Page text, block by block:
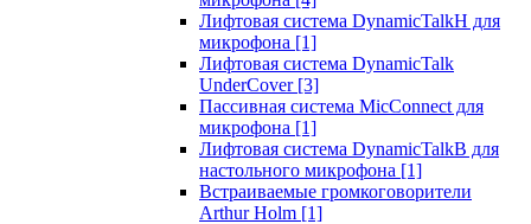
Лифтовая система DynamicTalkH для
микрофона [1]
Лифтовая система DynamicTalk
UnderCover [3]
Пассивная система MicConnect для
микрофона [1]
Лифтовая система DynamicTalkB для
настольного микрофона [1]
Встраиваемые громкоговорители
Arthur Holm [1]